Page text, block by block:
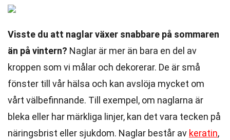
Visste du att naglar växer snabbare på sommaren
än på vintern? Naglar är mer än bara en del av
kroppen som vi målar och dekorerar. De är små
fönster till vår hälsa och kan avslöja mycket om
vårt välbefinnande. Till exempel, om naglarna är
bleka eller har märkliga linjer, kan det vara tecken på
näringsbrist eller sjukdom. Naglar består av keratin,